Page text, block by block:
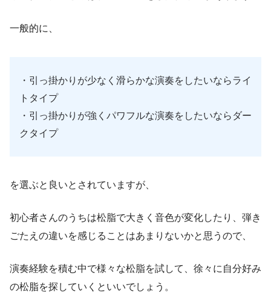
一般的に、
・引っ掛かりが少なく滑らかな演奏をしたいならライ
トタイプ
・引っ掛かりが強くパワフルな演奏をしたいならダー
クタイプ
を選ぶと良いとされていますが、
初心者さんのうちは松脂で大きく音色が変化したり、弾き
ごたえの違いを感じることはあまりないかと思うので、
演奏経験を積む中で様々な松脂を試して、徐々に自分好み
の松脂を探していくといいでしょう。